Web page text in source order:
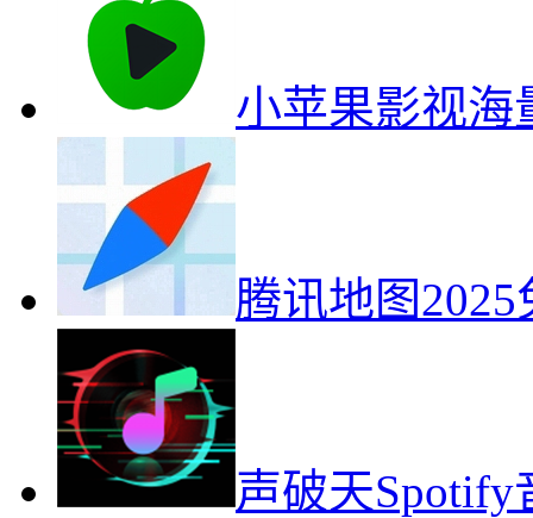
小苹果影视海
腾讯地图
声破天Spotify